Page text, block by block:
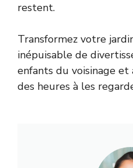
restent.
Transformez votre
inépuisable de
enfants du voisinage
des heures à les